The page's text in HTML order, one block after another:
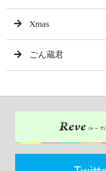
Xmas
ごん蔵君